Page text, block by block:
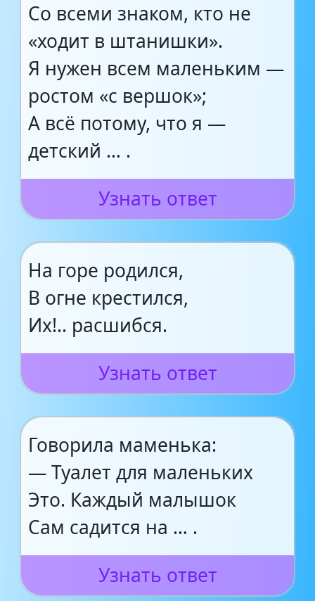
Со всеми знаком, кто не
«ходит в штанишки».
Я нужен всем маленьким —
ростом «с вершок»;
А всё потому, что я —
детский … .
Узнать ответ
На горе родился,
В огне крестился,
Их!.. расшибся.
Узнать ответ
Говорила маменька:
— Туалет для маленьких
Это. Каждый малышок
Сам садится на … .
Узнать ответ